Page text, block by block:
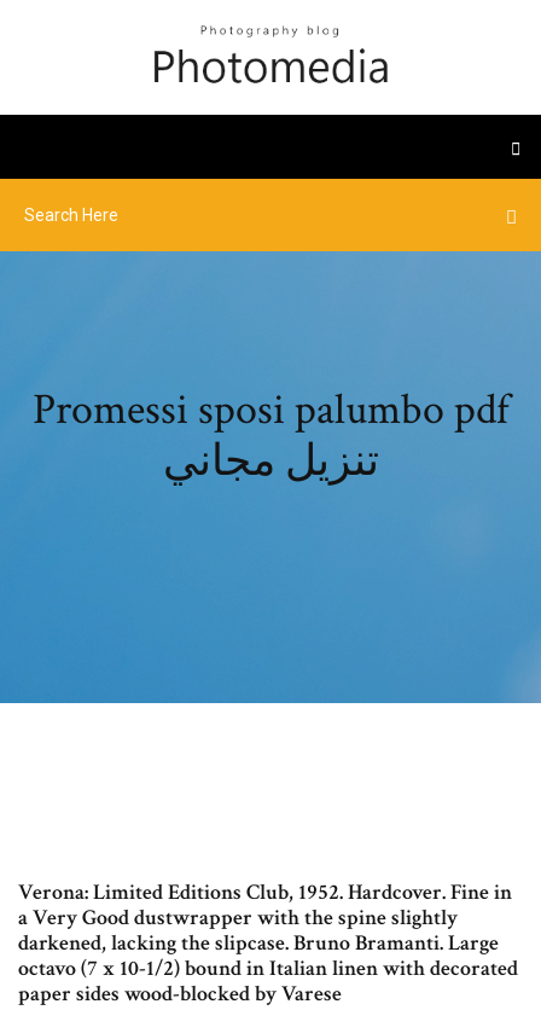
Promessi sposi palumbo pdf
تنزيل مجاني
Verona: Limited Editions Club, 1952. Hardcover. Fine in
a Very Good dustwrapper with the spine slightly
darkened, lacking the slipcase. Bruno Bramanti. Large
octavo (7 x 10-1/2) bound in Italian linen with decorated
paper sides wood-blocked by Varese